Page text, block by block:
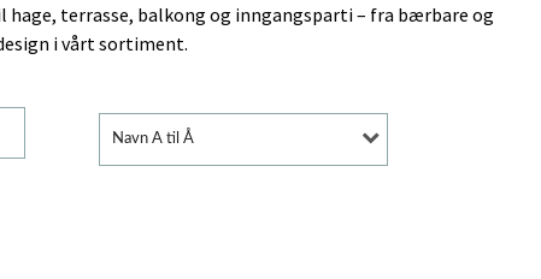
terrasse, balkong og inngangsparti – fra bærbare og
i vårt sortiment.
Navn A til Å